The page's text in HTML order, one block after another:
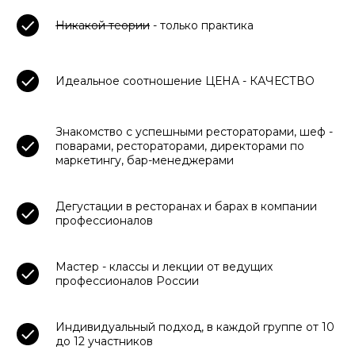
Никакой теории - только практика
Идеальное соотношение ЦЕНА - КАЧЕСТВО
Знакомство с успешными рестораторами, шеф -
поварами, рестораторами, директорами по
маркетингу, бар-менеджерами
Дегустации в ресторанах и барах в компании
профессионалов
Мастер - классы и лекции от ведущих
профессионалов России
Индивидуальный подход, в каждой группе от 10
до 12 участников